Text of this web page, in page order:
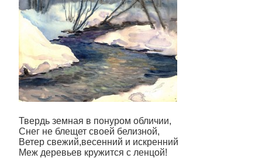
Твердь земная в понуром обличии,
Снег не блещет своей белизной,
Ветер свежий,весенний и искренний
Меж деревьев кружится с ленцой!